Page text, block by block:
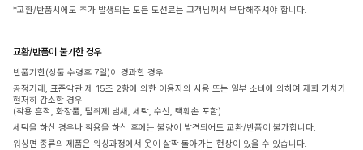
*교환/반품시에도 추가 발생되는 모든 도선료는 고객님께서 부담해주셔야 합니다.
교환/반품이 불가한 경우
반품기한(상품 수령후 7일)이 경과한 경우
공정거래, 표준약관 제 15조 2항에 의한 이용자의 사용 또는 일부 소비에 의하여 재화 가치가
현저히 감소한 경우
(착용 흔적, 화장품, 탈취제 냄새, 세탁, 수선, 택훼손 포함)
세탁을 하신 경우나 착용을 하신 후에는 불량이 발견되어도 교환/반품이 불가합니다.
워싱면 종류의 제품은 워싱과정에서 옷이 살짝 돌아가는 현상이 있을 수 있습니다.